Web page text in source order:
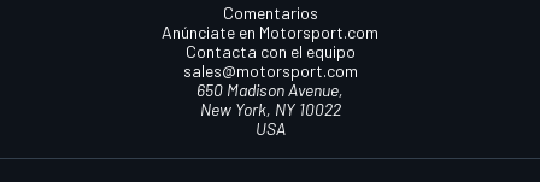
Comentarios
Anúnciate en Motorsport.com
Contacta con el equipo
sales@motorsport.com
650 Madison Avenue,
New York, NY 10022
USA